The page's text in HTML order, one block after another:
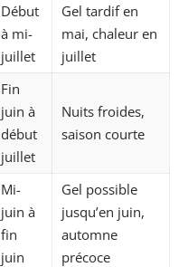
Début
à mi-
juillet
Gel tardif en
mai, chaleur en
juillet
Fin
juin à
début
juillet
Nuits froides,
saison courte
Mi-
juin à
fin
juin
Gel possible
jusqu’en juin,
automne
précoce